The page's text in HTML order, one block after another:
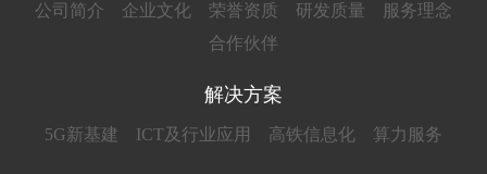
公司简介 企业文化 荣誉资质 研发质量
服务理念
合作伙伴
解决方案
5G新基建 ICT及行业应用 高铁信息化 算力服务